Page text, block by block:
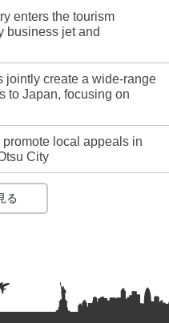
enters the tourism
business jet and
jointly create a wide-range
to Japan, focusing on
local appeals in
City
る